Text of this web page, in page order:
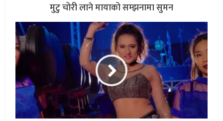
मुटु चोरी लाने मायाको सम्झनामा सुमन